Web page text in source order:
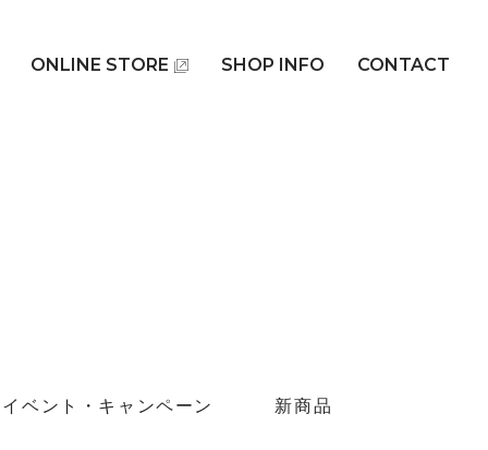
ONLINE STORE SHOP INFO CONTACT
イベント・キャンペーン 新商品